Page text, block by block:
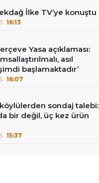
İlke TV’ye konuştu
16:13
Yasa açıklaması:
asıl
başlamaktadır’
16:07
köylülerden sondaj talebi:
bir değil, üç kez ürün
15:37